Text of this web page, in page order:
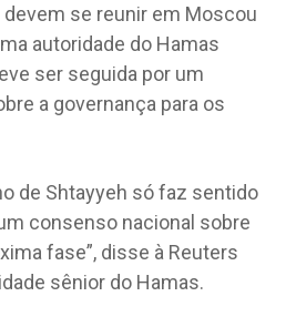
se reunir em Moscou
autoridade do Hamas
ser seguida por um
a governança para os
de Shtayyeh só faz sentido
consenso nacional sobre
fase”, disse à Reuters
sênior do Hamas.